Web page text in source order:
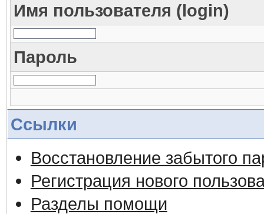
Имя пользователя (login)
Пароль
Ссылки
Восстановление забытого
Регистрация нового
Разделы помощи